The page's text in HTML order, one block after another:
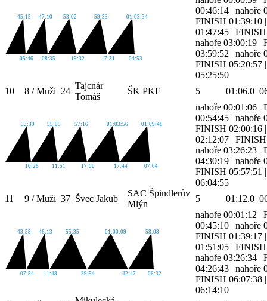
45:15
05:46
47:10
08:35
53:02
19:32
59:33
17:31
01:03:34
04:53
00:46:14 | nahoře
FINISH 01:39:10
01:47:45 | FINISH
nahoře 03:00:19 |
03:59:52 | nahoře
FINISH 05:20:57
05:25:50
10
8 / Muži 24
Tajcnár
Tomáš
ŠK PKF 5 01:06.0
53:39
10:26
55:05
11:51
57:16
17:00
01:03:56
17:44
01:09:48
07:04
nahoře 00:01:06 |
00:54:45 | nahoře
FINISH 02:00:16
02:12:07 | FINISH
nahoře 03:26:23 |
04:30:19 | nahoře
FINISH 05:57:51
06:04:55
11
9 / Muži 37 Švec Jakub
SAC Špindlerův
Mlýn
5 01:12.0
43:58
07:54
46:13
11:48
55:35
39:54
01:00:09
42:47
58:08
06:32
nahoře 00:01:12 |
00:45:10 | nahoře
FINISH 01:39:17
01:51:05 | FINISH
nahoře 03:26:34 |
04:26:43 | nahoře
FINISH 06:07:38
06:14:10